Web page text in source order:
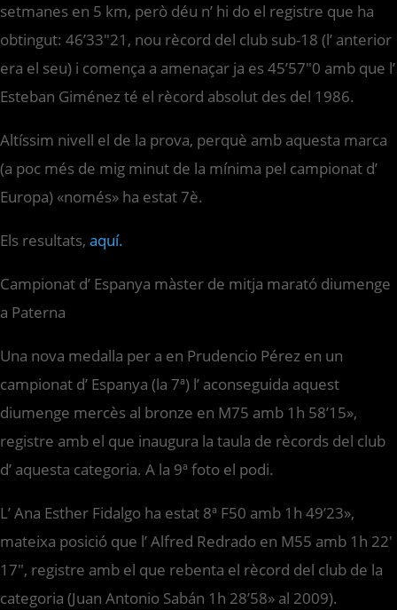
setmanes en 5 km, però déu n’ hi do el registre que ha
obtingut: 46’33″21, nou rècord del club sub-18 (l’ anterior
era el seu) i comença a amenaçar ja es 45’57″0 amb que l’
Esteban Giménez té el rècord absolut des del 1986.
Altíssim nivell el de la prova, perquè amb aquesta marca
(a poc més de mig minut de la mínima pel campionat d’
Europa) «només» ha estat 7è.
Els resultats, aquí.
Campionat d’ Espanya màster de mitja marató diumenge
a Paterna
Una nova medalla per a en Prudencio Pérez en un
campionat d’ Espanya (la 7ª) l’ aconseguida aquest
diumenge mercès al bronze en M75 amb 1h 58’15»,
registre amb el que inaugura la taula de rècords del club
d’ aquesta categoria. A la 9ª foto el podi.
L’ Ana Esther Fidalgo ha estat 8ª F50 amb 1h 49’23»,
mateixa posició que l’ Alfred Redrado en M55 amb 1h 22′
17″, registre amb el que rebenta el rècord del club de la
categoria (Juan Antonio Sabán 1h 28’58» al 2009).